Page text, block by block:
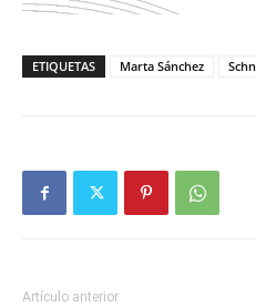
ETIQUETAS Marta Sánchez
Artículo anterior